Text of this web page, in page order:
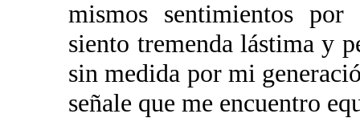
mismos sentimientos
siento tremenda lástima y
sin medida por mi
señale que me encuentro